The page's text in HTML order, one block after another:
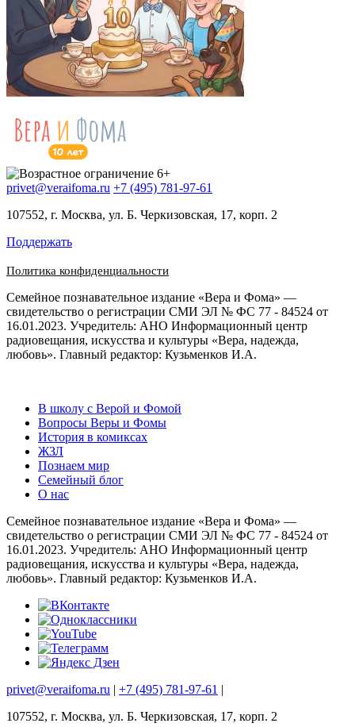
privet@veraifoma.ru +7 (495) 781-97-61
107552, г. Москва, ул. Б. Черкизовская, 17, корп. 2
Поддержать
Политика конфиденциальности
Семейное познавательное издание «Вера и Фома» —
свидетельство о регистрации СМИ ЭЛ № ФС 77 - 84524 от
16.01.2023. Учредитель: АНО Информационный центр
радиовещания, искусства и культуры «Вера, надежда,
любовь». Главный редактор: Кузьменков И.А.
В школу с Верой и Фомой
Вопросы Веры и Фомы
История в комиксах
ЖЗЛ
Познаем мир
Семейный блог
О нас
Семейное познавательное издание «Вера и Фома» —
свидетельство о регистрации СМИ ЭЛ № ФС 77 - 84524 от
16.01.2023. Учредитель: АНО Информационный центр
радиовещания, искусства и культуры «Вера, надежда,
любовь». Главный редактор: Кузьменков И.А.
privet@veraifoma.ru +7 (495) 781-97-61
107552, г. Москва, ул. Б. Черкизовская, 17, корп. 2